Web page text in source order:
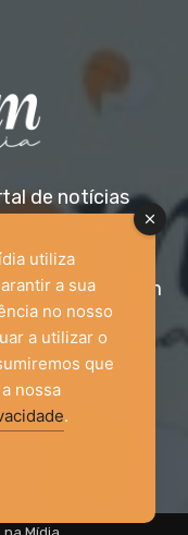
de notícias
para o público
idades. Nossa
com um
utiliza
a sua
no nosso
a utilizar o
que
nossa
.